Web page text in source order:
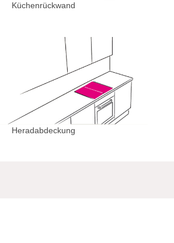
Küchenrückwand
Heradabdeckung